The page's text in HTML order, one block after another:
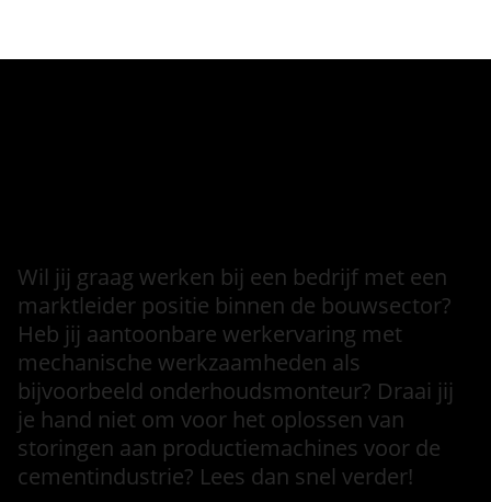
Wil jij graag werken bij een bedrijf met een
marktleider positie binnen de bouwsector?
Heb jij aantoonbare werkervaring met
mechanische werkzaamheden als
bijvoorbeeld onderhoudsmonteur? Draai jij
je hand niet om voor het oplossen van
storingen aan productiemachines voor de
cementindustrie? Lees dan snel verder!